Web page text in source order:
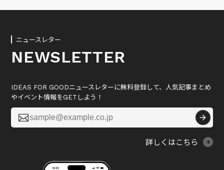
ニュースレター
NEWSLETTER
IDEAS FOR GOODニュースレターに無料登録して、人気記事まとめ
やイベント情報をGETしよう！

詳しくはこちら